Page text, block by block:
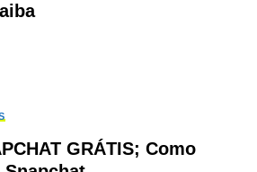
GRÁTIS; Como